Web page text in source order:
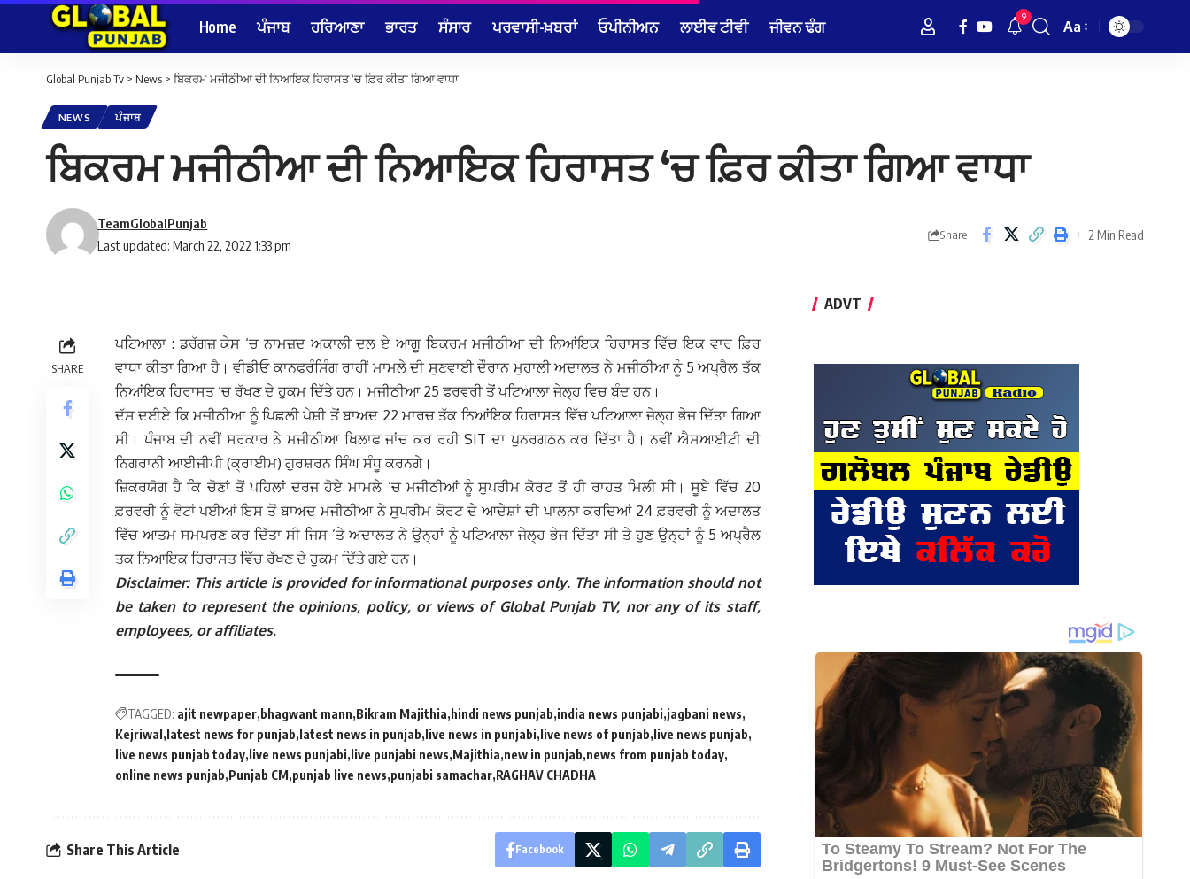
Home ਪੰਜਾਬ ਹਰਿਆਣਾ ਭਾਰਤ ਸੰਸਾਰ ਪਰਵਾਸੀ-ਖ਼ਬਰਾਂ ਓਪੀਨੀਅਨ ਲਾਈਵ ਟੀਵੀ ਜੀਵਨ ਢੰਗ 9
Font
Aa
Global Punjab Tv > News > ਬਿਕਰਮ ਮਜੀਠੀਆ ਦੀ ਨਿਆਇਕ ਹਿਰਾਸਤ ‘ਚ ਫ਼ਿਰ ਕੀਤਾ ਗਿਆ ਵਾਧਾ
NEWS ਪੰਜਾਬ
ਬਿਕਰਮ ਮਜੀਠੀਆ ਦੀ ਨਿਆਇਕ ਹਿਰਾਸਤ ‘ਚ ਫ਼ਿਰ ਕੀਤਾ ਗਿਆ ਵਾਧਾ
Last updated: March 22, 2022 1:33 pm
TeamGlobalPunjab
Share 2 Min Read
SHARE
ਪਟਿਆਲਾ : ਡਰੱਗਜ਼ ਕੇਸ ‘ਚ ਨਾਮਜ਼ਦ ਅਕਾਲੀ ਦਲ ਏ ਆਗੂ ਬਿਕਰਮ ਮਜੀਠੀਆ ਦੀ ਨਿਆਂਇਕ ਹਿਰਾਸਤ ਵਿੱਚ ਇਕ ਵਾਰ ਫ਼ਿਰ
ਵਾਧਾ ਕੀਤਾ ਗਿਆ ਹੈ। ਵੀਡੀਓ ਕਾਨਫਰੰਸਿੰਗ ਰਾਹੀਂ ਮਾਮਲੇ ਦੀ ਸੁਣਵਾਈ ਦੌਰਾਨ ਮੁਹਾਲੀ ਅਦਾਲਤ ਨੇ ਮਜੀਠੀਆ ਨੂੰ 5 ਅਪ੍ਰੈਲ ਤੱਕ
ਨਿਆਂਇਕ ਹਿਰਾਸਤ ‘ਚ ਰੱਖਣ ਦੇ ਹੁਕਮ ਦਿੱਤੇ ਹਨ। ਮਜੀਠੀਆ 25 ਫਰਵਰੀ ਤੋਂ ਪਟਿਆਲਾ ਜੇਲ੍ਹ ਵਿਚ ਬੰਦ ਹਨ।
ਦੱਸ ਦਈਏ ਕਿ ਮਜੀਠੀਆ ਨੂੰ ਪਿਛਲੀ ਪੇਸ਼ੀ ਤੋਂ ਬਾਅਦ 22 ਮਾਰਚ ਤੱਕ ਨਿਆਂਇਕ ਹਿਰਾਸਤ ਵਿੱਚ ਪਟਿਆਲਾ ਜੇਲ੍ਹ ਭੇਜ ਦਿੱਤਾ ਗਿਆ
ਸੀ। ਪੰਜਾਬ ਦੀ ਨਵੀਂ ਸਰਕਾਰ ਨੇ ਮਜੀਠੀਆ ਖਿਲਾਫ ਜਾਂਚ ਕਰ ਰਹੀ SIT ਦਾ ਪੁਨਰਗਠਨ ਕਰ ਦਿੱਤਾ ਹੈ। ਨਵੀਂ ਐਸਆਈਟੀ ਦੀ
ਨਿਗਰਾਨੀ ਆਈਜੀਪੀ (ਕ੍ਰਾਈਮ) ਗੁਰਸ਼ਰਨ ਸਿੰਘ ਸੰਧੂ ਕਰਨਗੇ।
ਜ਼ਿਕਰਯੋਗ ਹੈ ਕਿ ਚੋਣਾਂ ਤੋਂ ਪਹਿਲਾਂ ਦਰਜ ਹੋਏ ਮਾਮਲੇ ‘ਚ ਮਜੀਠੀਆਂ ਨੂੰ ਸੁਪਰੀਮ ਕੋਰਟ ਤੋਂ ਹੀ ਰਾਹਤ ਮਿਲੀ ਸੀ। ਸੂਬੇ ਵਿੱਚ 20
ਫ਼ਰਵਰੀ ਨੂੰ ਵੋਟਾਂ ਪਈਆਂ ਇਸ ਤੋਂ ਬਾਅਦ ਮਜੀਠੀਆ ਨੇ ਸੁਪਰੀਮ ਕੋਰਟ ਦੇ ਆਦੇਸ਼ਾਂ ਦੀ ਪਾਲਨਾ ਕਰਦਿਆਂ 24 ਫ਼ਰਵਰੀ ਨੂੰ ਅਦਾਲਤ
ਵਿੱਚ ਆਤਮ ਸਮਪਰਣ ਕਰ ਦਿੱਤਾ ਸੀ ਜਿਸ ’ਤੇ ਅਦਾਲਤ ਨੇ ਉਨ੍ਹਾਂ ਨੂੰ ਪਟਿਆਲਾ ਜੇਲ੍ਹ ਭੇਜ ਦਿੱਤਾ ਸੀ ਤੇ ਹੁਣ ਉਨ੍ਹਾਂ ਨੂੰ 5 ਅਪ੍ਰੈਲ
ਤਕ ਨਿਆਇਕ ਹਿਰਾਸਤ ਵਿੱਚ ਰੱਖਣ ਦੇ ਹੁਕਮ ਦਿੱਤੇ ਗਏ ਹਨ।
Disclaimer: This article is provided for informational purposes only. The information should not
be taken to represent the opinions, policy, or views of Global Punjab TV, nor any of its staff,
employees, or affiliates.
TAGGED: ajit newpaper bhagwant mann Bikram Majithia hindi news punjab india news punjabi jagbani news
Kejriwal
latest news for punjab latest news in punjab live news in punjabi live news of punjab live news punjab
live news punjab today live news punjabi live punjabi news Majithia new in punjab news from punjab today
online news punjab Punjab CM punjab live news punjabi samachar RAGHAV CHADHA
Share This Article Facebook
ADVT